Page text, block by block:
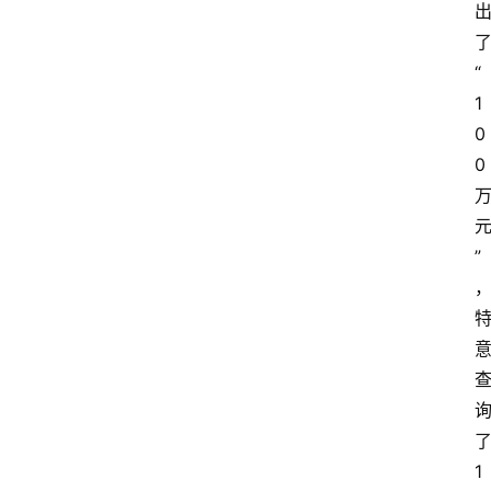
出
了
“
1
0
0
万
元
”
，
特
意
查
询
了
1